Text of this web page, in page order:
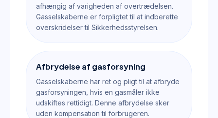
afhængig af varigheden af overtrædelsen.
Gasselskaberne er forpligtet til at indberette
overskridelser til Sikkerhedsstyrelsen.
Afbrydelse af gasforsyning
Gasselskaberne har ret og pligt til at afbryde
gasforsyningen, hvis en gasmåler ikke
udskiftes rettidigt. Denne afbrydelse sker
uden kompensation til forbrugeren.